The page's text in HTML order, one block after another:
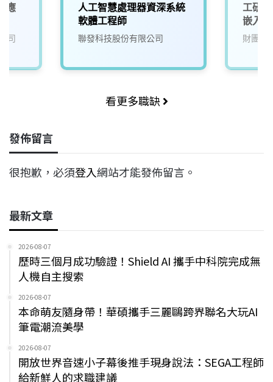
應
司
人工智慧處理器資深系統
軟體工程師
聯發科技股份有限公司
工研
嵌入
財團法
看更多職缺
發佈留言
很抱歉，必須登入網站才能發佈留言。
最新文章
2026-08-07
歷時三個月成功驗證！Shield AI 攜手中科院完成無
人機自主搜索
2026-08-07
本命萌友隨身帶！華碩攜手三麗鷗跨界聯名大玩AI
筆電潮流美學
2026-08-07
開放世界音速小子幕後推手現身說法：SEGA工程師
給新鮮人的求職建議